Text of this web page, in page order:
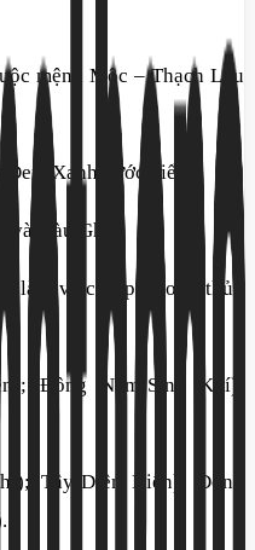
mệnh Mộc – Thạch Lựu
Xanh nước biển.
màu Ghi.
làm việc hợp phong thủy
Đông Nam(Sinh Khí);
Tây(Diên Niên); Đông